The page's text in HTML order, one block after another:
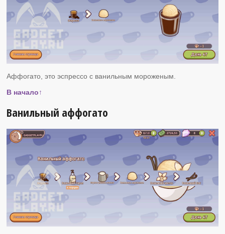
Аффогато, это эспрессо с ванильным мороженым.
В начало↑
Ванильный аффогато